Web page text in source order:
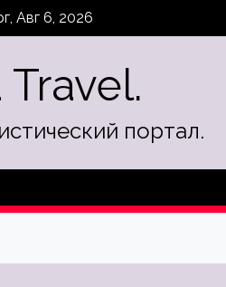
Авг 6, 2026
Travel.
портал.